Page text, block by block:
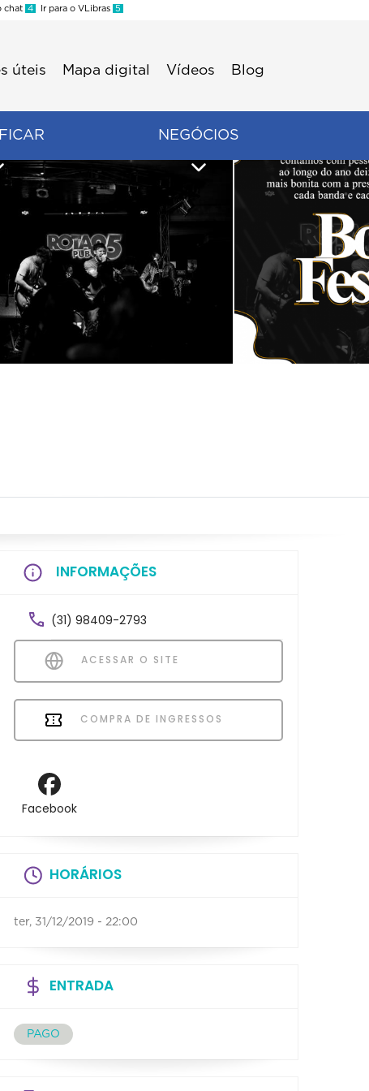
chat 4 Ir para o VLibras 5
úteis Mapa digital Vídeos Blog
NEGÓCIOS
INFORMAÇÕES
(31) 98409-2793
ACESSAR O SITE
COMPRA DE INGRESSOS
Facebook
HORÁRIOS
ter, 31/12/2019 - 22:00
ENTRADA
PAGO